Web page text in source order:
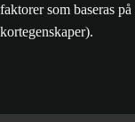
faktorer som baseras
kortegenskaper).